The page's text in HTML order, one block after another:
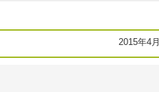
2015年4